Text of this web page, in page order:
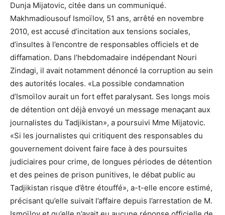
Dunja Mijatovic, citée dans un communiqué.
Makhmadiousouf Ismoïlov, 51 ans, arrêté en novembre
2010, est accusé d’incitation aux tensions sociales,
d’insultes à l’encontre de responsables officiels et de
diffamation. Dans l’hebdomadaire indépendant Nouri
Zindagi, il avait notamment dénoncé la corruption au sein
des autorités locales. «La possible condamnation
d’Ismoïlov aurait un fort effet paralysant. Ses longs mois
de détention ont déjà envoyé un message menaçant aux
journalistes du Tadjikistan», a poursuivi Mme Mijatovic.
«Si les journalistes qui critiquent des responsables du
gouvernement doivent faire face à des poursuites
judiciaires pour crime, de longues périodes de détention
et des peines de prison punitives, le débat public au
Tadjikistan risque d’être étouffé», a-t-elle encore estimé,
précisant qu’elle suivait l’affaire depuis l’arrestation de M.